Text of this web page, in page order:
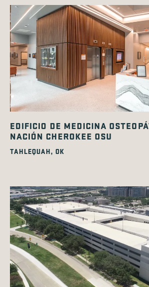
EDIFICIO DE MEDICINA
NACIÓN CHEROKEE OSU
TAHLEQUAH, OK